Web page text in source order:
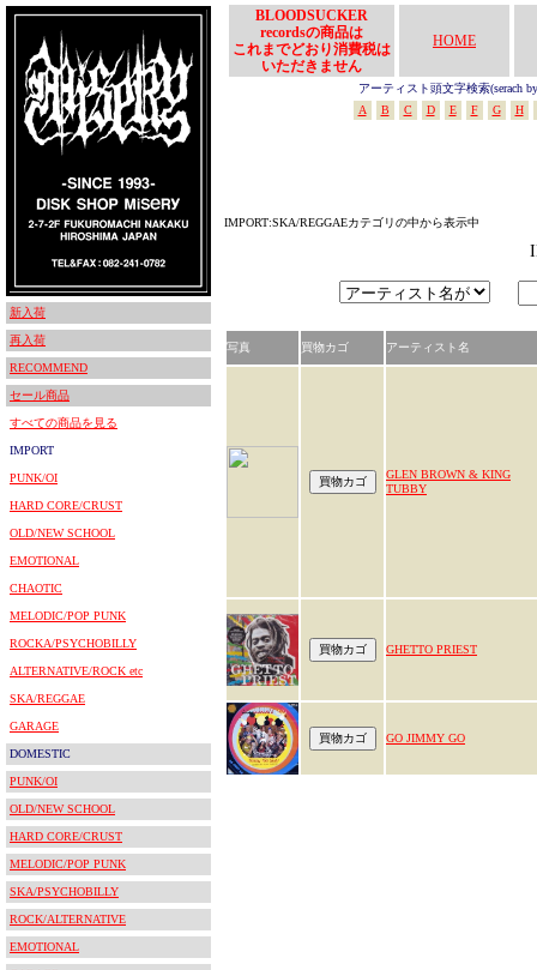
新入荷
再入荷
RECOMMEND
セール商品
すべての商品を見る
IMPORT
PUNK/OI
HARD CORE/CRUST
OLD/NEW SCHOOL
EMOTIONAL
CHAOTIC
MELODIC/POP PUNK
ROCKA/PSYCHOBILLY
ALTERNATIVE/ROCK etc
SKA/REGGAE
GARAGE
DOMESTIC
PUNK/OI
OLD/NEW SCHOOL
HARD CORE/CRUST
MELODIC/POP PUNK
SKA/PSYCHOBILLY
ROCK/ALTERNATIVE
EMOTIONAL
BLOODSUCKER
recordsの商品は
これまでどおり消費税は
いただきません
HOME
アーティスト頭文字検索(serach
A
B C D E F G H
IMPORT:SKA/REGGAEカテゴリの中から表示中
写真 買物カゴ アーティスト名
GLEN BROWN & KING
TUBBY
GHETTO PRIEST
GO JIMMY GO